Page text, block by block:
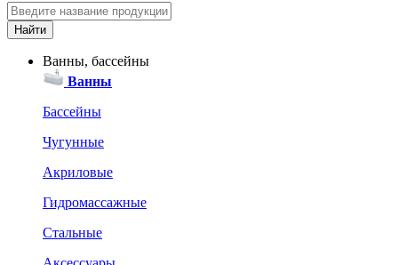
Ванны, бассейны
Ванны
Бассейны
Чугунные
Акриловые
Гидромассажные
Стальные